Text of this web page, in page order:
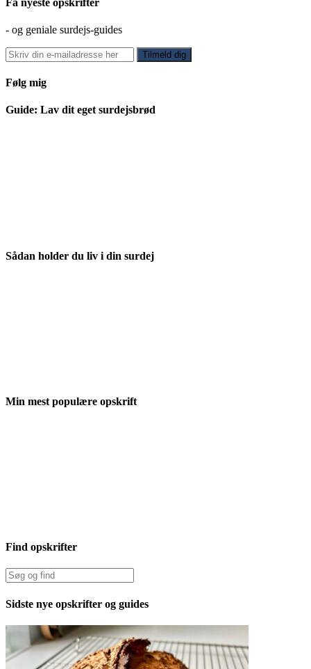
- og geniale surdejs-guides
Følg mig
Guide: Lav dit eget surdejsbrød
Sådan holder du liv i din surdej
Min mest populære opskrift
Find opskrifter
Sidste nye opskrifter og guides